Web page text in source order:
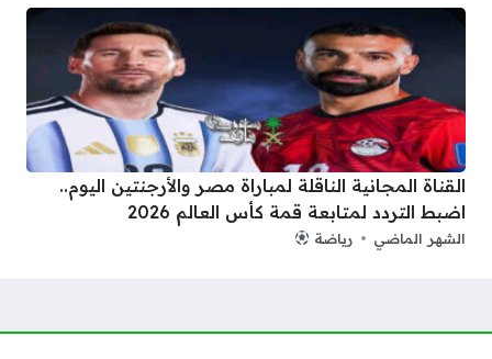
القناة المجانية الناقلة لمباراة مصر والأرجنتين اليوم..
اضبط التردد لمتابعة قمة كأس العالم 2026
الشهر الماضي رياضة